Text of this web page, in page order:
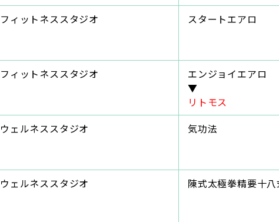
フィットネススタジオ スタートエアロ
フィットネススタジオ
エンジョイエアロ
▼
リトモス
ウェルネススタジオ 気功法
ウェルネススタジオ 陳式太極拳精要十八